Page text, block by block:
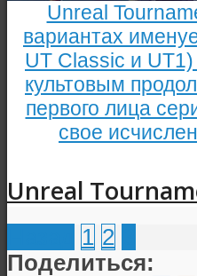
Unreal
вариантах
UT Classic и
культовым
первого лица
свое
Unreal
1 2
Поделиться: